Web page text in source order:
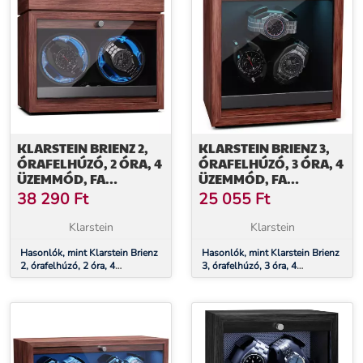
KLARSTEIN BRIENZ 2,
ÓRAFELHÚZÓ, 2 ÓRA, 4
ÜZEMMÓD, FA
MEGJELENÉS, KÉK
BELSŐ VILÁGÍTÁS,
ÉKSZERREKESZ
38 290 Ft
Klarstein
Hasonlók, mint Klarstein Brienz
2, órafelhúzó, 2 óra, 4
üzemmód, fa megjelenés, kék
KLARSTEIN BRIENZ 3,
ÓRAFELHÚZÓ, 3 ÓRA, 4
ÜZEMMÓD, FA
MEGJELENÉS, KÉK
BELSŐ VILÁGÍTÁS
25 055 Ft
Klarstein
Hasonlók, mint Klarstein Brienz
3, órafelhúzó, 3 óra, 4
üzemmód, fa megjelenés, kék